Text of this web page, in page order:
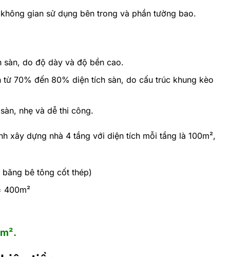
gian sử dụng bên trong và phần tường bao.
do độ dày và độ bền cao.
70% đến 80% diện tích sàn, do cấu trúc khung kèo
nhẹ và dễ thi công.
xây dựng nhà 4 tầng với diện tích mỗi tầng là 100m²,
bê tông cốt thép)
400m²